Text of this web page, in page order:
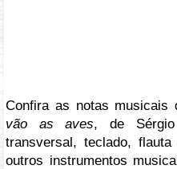
Confira as notas
vão as aves, de
transversal, teclado,
outros instrumentos